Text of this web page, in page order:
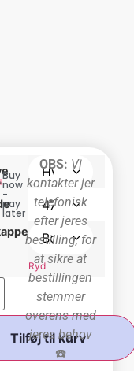
Ryd
Tilføj til kurv
Buy
now
-
pay
later
OBS: Vi
kontakter jer
telefonisk
efter jeres
bestilling, for
at sikre at
bestillingen
stemmer
overens med
jeres behov
☎️